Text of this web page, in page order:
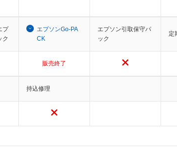
プ
ク
エプソンGo-PA
CK
エプソン引取保守パ
ック
定
販売終了
持込修理